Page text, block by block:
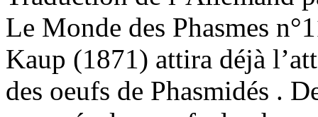
Le Monde des Phasmes
Kaup (1871) attira déjà
des oeufs de Phasmidés .